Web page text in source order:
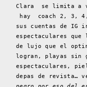
Clara se limita a
hay coach 2, 3,
sus cuentas de IG
espectaculares que
de lujo que el
logran, playas sin
espectaculares,
depas de revista…